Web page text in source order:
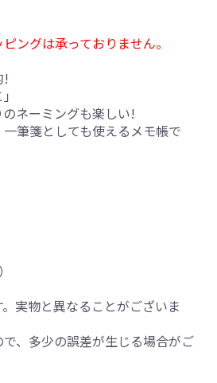
ングは承っておりません。
!
ネーミングも楽しい!
筆箋としても使えるメモ帳で
実物と異なることがございま
で、多少の誤差が生じる場合がご